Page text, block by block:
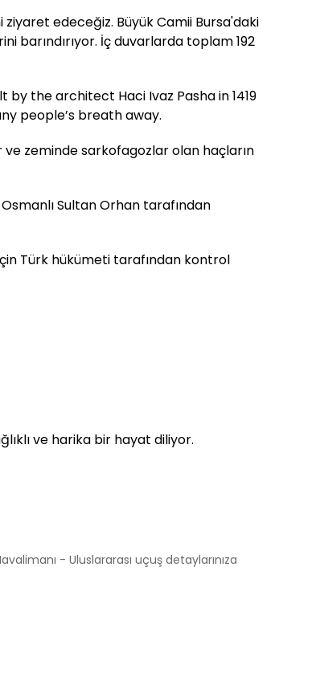
ziyaret edeceğiz. Büyük Camii Bursa'daki
barındırıyor. İç duvarlarda toplam 192
the architect Haci Ivaz Pasha in 1419
people’s breath away.
ve zeminde sarkofagozlar olan haçların
Osmanlı Sultan Orhan tarafından
Türk hükümeti tarafından kontrol
ve harika bir hayat diliyor.
- Uluslararası uçuş detaylarınıza